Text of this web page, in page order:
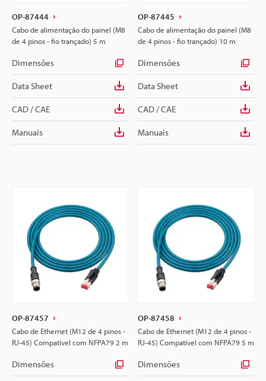
OP-87444
Cabo de alimentação do painel (M8
de 4 pinos - fio trançado) 5 m
Dimensões
Data Sheet
CAD / CAE
Manuais
OP-87445
Cabo de alimentação do painel (M8
de 4 pinos - fio trançado) 10 m
Dimensões
Data Sheet
CAD / CAE
Manuais
OP-87457
Cabo de Ethernet (M12 de 4 pinos -
RJ-45) Compatível com NFPA79 2 m
Dimensões
OP-87458
Cabo de Ethernet (M12 de 4 pinos -
RJ-45) Compatível com NFPA79 5 m
Dimensões